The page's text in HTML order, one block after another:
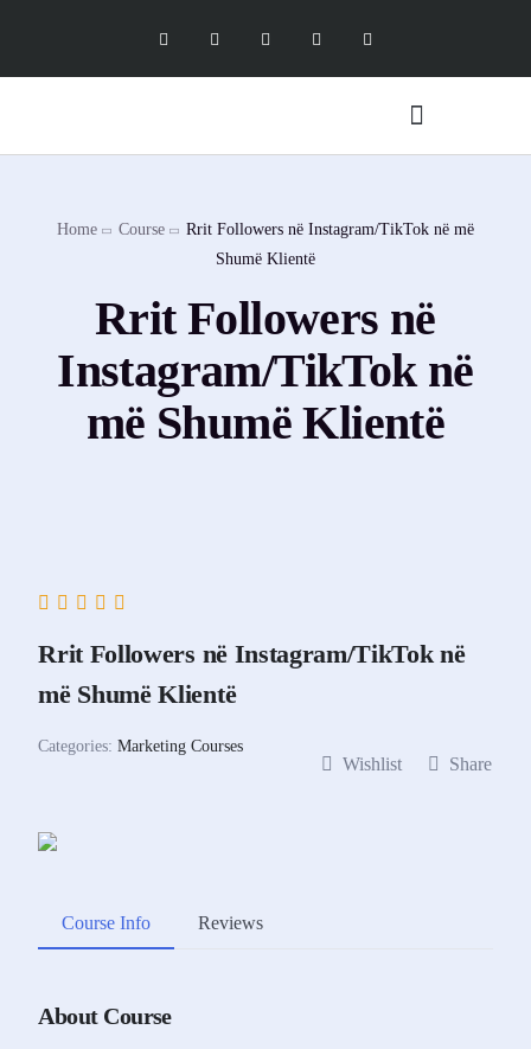
Home Course
Rrit Followers në Instagram/TikTok në më
Shumë Klientë
Rrit Followers në
Instagram/TikTok në
më Shumë Klientë
Rrit Followers në Instagram/TikTok në
më Shumë Klientë
Categories:Marketing Courses
Wishlist Share
Course Info Reviews
About Course